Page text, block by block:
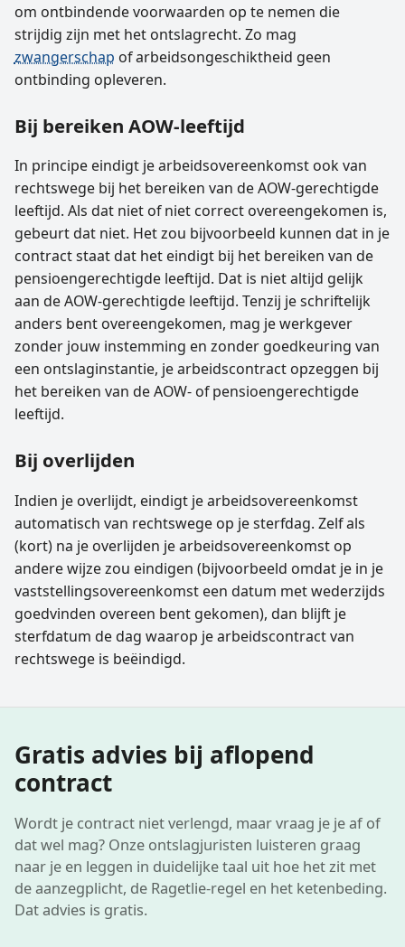
om ontbindende voorwaarden op te nemen die
strijdig zijn met het ontslagrecht. Zo mag
zwangerschap of arbeidsongeschiktheid geen
ontbinding opleveren.
Bij bereiken AOW-leeftijd
In principe eindigt je arbeidsovereenkomst ook van
rechtswege bij het bereiken van de AOW-gerechtigde
leeftijd. Als dat niet of niet correct overeengekomen is,
gebeurt dat niet. Het zou bijvoorbeeld kunnen dat in je
contract staat dat het eindigt bij het bereiken van de
pensioengerechtigde leeftijd. Dat is niet altijd gelijk
aan de AOW-gerechtigde leeftijd. Tenzij je schriftelijk
anders bent overeengekomen, mag je werkgever
zonder jouw instemming en zonder goedkeuring van
een ontslaginstantie, je arbeidscontract opzeggen bij
het bereiken van de AOW- of pensioengerechtigde
leeftijd.
Bij overlijden
Indien je overlijdt, eindigt je arbeidsovereenkomst
automatisch van rechtswege op je sterfdag. Zelf als
(kort) na je overlijden je arbeidsovereenkomst op
andere wijze zou eindigen (bijvoorbeeld omdat je in je
vaststellings­overeenkomst een datum met wederzijds
goedvinden overeen bent gekomen), dan blijft je
sterfdatum de dag waarop je arbeidscontract van
rechtswege is beëindigd.
Gratis advies bij aflopend
contract
Wordt je contract niet verlengd, maar vraag je je af of
dat wel mag? Onze ontslagjuristen luisteren graag
naar je en leggen in duidelijke taal uit hoe het zit met
de aanzegplicht, de Ragetlie-regel en het ketenbeding.
Dat advies is gratis.